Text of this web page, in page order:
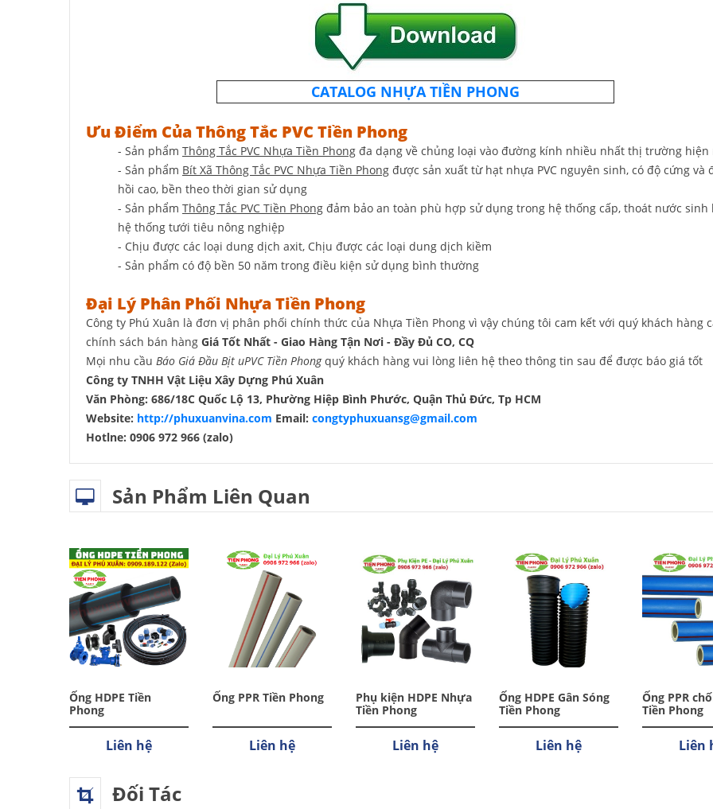
CATALOG NHỰA TIỀN PHONG
Ưu Điểm Của Thông Tắc PVC Tiền Phong
- Sản phẩm Thông Tắc PVC Nhựa Tiền Phong đa dạng về chủng loại vào đường kính nhiều nhất thị trường hiện
- Sản phẩm Bít Xã Thông Tắc PVC Nhựa Tiền Phong được sản xuất từ hạt nhựa PVC nguyên sinh, có độ cứng và
hồi cao, bền theo thời gian sử dụng
- Sản phẩm Thông Tắc PVC Tiền Phong đảm bảo an toàn phù hợp sử dụng trong hệ thống cấp, thoát nước sinh
hệ thống tưới tiêu nông nghiệp
- Chịu được các loại dung dịch axit, Chịu được các loại dung dịch kiềm
- Sản phẩm có độ bền 50 năm trong điều kiện sử dụng bình thường
Đại Lý Phân Phối Nhựa Tiền Phong
Công ty Phú Xuân là đơn vị phân phối chính thức của Nhựa Tiền Phong vì vậy chúng tôi cam kết với quý khách hàng
chính sách bán hàng Giá Tốt Nhất - Giao Hàng Tận Nơi - Đầy Đủ CO, CQ
Mọi nhu cầu Báo Giá Đầu Bịt uPVC Tiền Phongquý khách hàng vui lòng liên hệ theo thông tin sau để được báo giá tốt
Công ty TNHH Vật Liệu Xây Dựng Phú Xuân
Văn Phòng: 686/18C Quốc Lộ 13, Phường Hiệp Bình Phước, Quận Thủ Đức, Tp HCM
Website: http://phuxuanvina.com Email: congtyphuxuansg@gmail.com
Hotlne: 0906 972 966 (zalo)
Sản Phẩm Liên Quan
Ống HDPE Tiền
Phong
Liên hệ
Ống PPR Tiền Phong
Liên hệ
Phụ kiện HDPE Nhựa
Tiền Phong
Liên hệ
Ống HDPE Gân Sóng
Tiền Phong
Liên hệ
Ống PPR
Tiền Phong
Liên
Đối Tác